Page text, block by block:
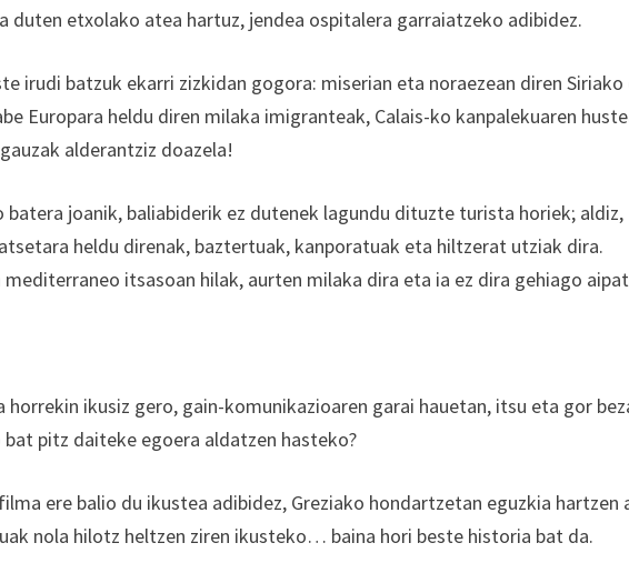
duten etxolako atea hartuz, jendea ospitalera garraiatzeko adibidez.
irudi batzuk ekarri zizkidan gogora: miserian eta noraezean diren Siriako
Europara heldu diren milaka imigranteak, Calais-ko kanpalekuaren
alderantziz doazela!
joanik, baliabiderik ez dutenek lagundu dituzte turista horiek; aldiz,
heldu direnak, baztertuak, kanporatuak eta hiltzerat utziak dira.
mediterraneo itsasoan hilak, aurten milaka dira eta ia ez dira gehiago
ikusiz gero, gain-komunikazioaren garai hauetan, itsu eta gor
pitz daiteke egoera aldatzen hasteko?
ere balio du ikustea adibidez, Greziako hondartzetan eguzkia hartzen
nola hilotz heltzen ziren ikusteko… baina hori beste historia bat da.